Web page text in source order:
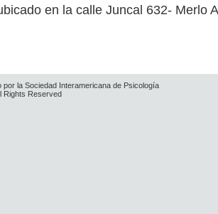
en la calle Juncal 632- Merlo
por la Sociedad Interamericana de Psicología
Rights Reserved